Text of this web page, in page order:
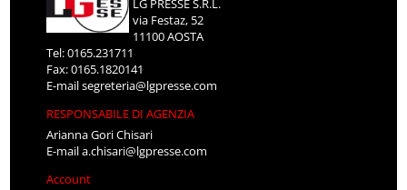
LG PRESSE S.R.L.
via Festaz, 52
11100 AOSTA
Tel: 0165.231711
Fax: 0165.1820141
E-mailsegreteria@lgpresse.com
RESPONSABILE DI AGENZIA
Arianna Gori Chisari
E-maila.chisari@lgpresse.com
Account